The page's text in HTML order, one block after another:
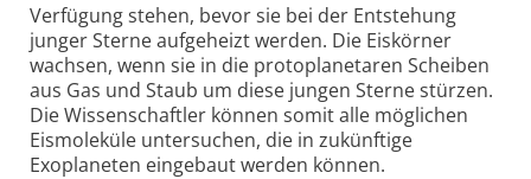
Verfügung stehen, bevor sie bei der Entstehung
junger Sterne aufgeheizt werden. Die Eiskörner
wachsen, wenn sie in die proto­planetaren Scheiben
aus Gas und Staub um diese jungen Sterne stürzen.
Die Wissen­schaftler können somit alle möglichen
Eismoleküle untersuchen, die in zukünftige
Exoplaneten eingebaut werden können.